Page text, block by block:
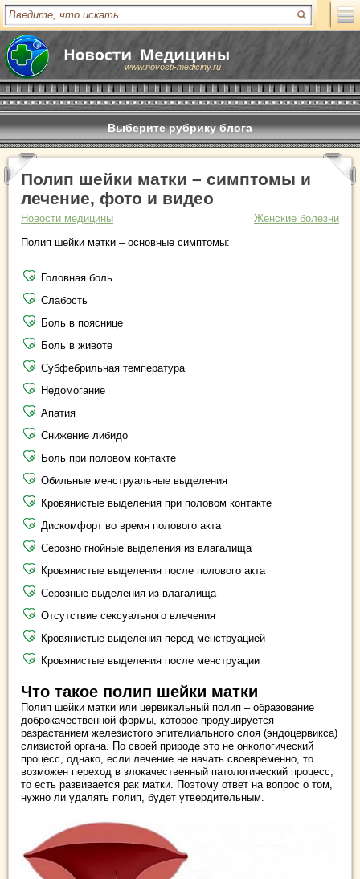
www.novosti-mediciny.ru
Выберите рубрику блога
Полип шейки матки – симптомы и
лечение, фото и видео
Новости медицины
Женские болезни
Полип шейки матки – основные симптомы:
Головная боль
Слабость
Боль в пояснице
Боль в животе
Субфебрильная температура
Недомогание
Апатия
Снижение либидо
Боль при половом контакте
Обильные менструальные выделения
Кровянистые выделения при половом контакте
Дискомфорт во время полового акта
Серозно гнойные выделения из влагалища
Кровянистые выделения после полового акта
Серозные выделения из влагалища
Отсутствие сексуального влечения
Кровянистые выделения перед менструацией
Кровянистые выделения после менструации
Что такое полип шейки матки
Полип шейки матки или цервикальный полип – образование
доброкачественной формы, которое продуцируется
разрастанием железистого эпителиального слоя (эндоцервикса)
слизистой органа. По своей природе это не онкологический
процесс, однако, если лечение не начать своевременно, то
возможен переход в злокачественный патологический процесс,
то есть развивается рак матки. Поэтому ответ на вопрос о том,
нужно ли удалять полип, будет утвердительным.